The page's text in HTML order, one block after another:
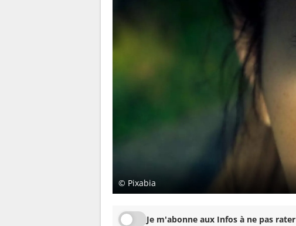
© Pixabia
Je m'abonne aux Infos à ne pas rater